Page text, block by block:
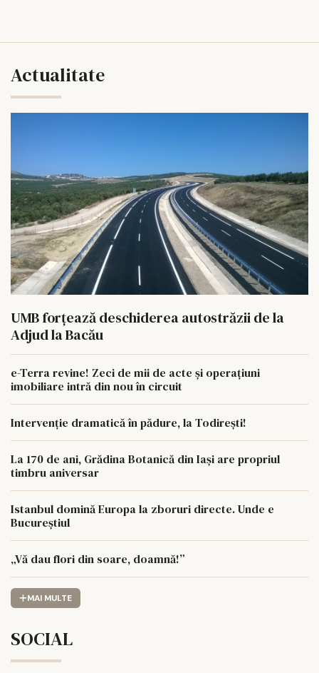
Actualitate
UMB forțează deschiderea autostrăzii de la
Adjud la Bacău
e-Terra revine! Zeci de mii de acte și operațiuni
imobiliare intră din nou în circuit
Intervenție dramatică în pădure, la Todirești!
La 170 de ani, Grădina Botanică din Iași are propriul
timbru aniversar
Istanbul domină Europa la zboruri directe. Unde e
Bucureștiul
„Vă dau flori din soare, doamnă!”
MAI MULTE
SOCIAL